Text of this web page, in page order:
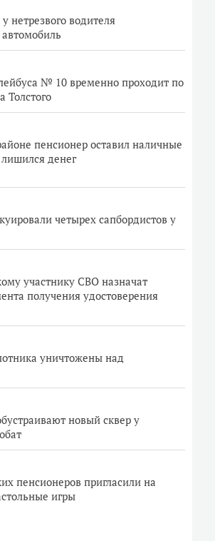
нетрезвого водителя
№ 10 временно проходит по
Толстого
пенсионер оставил наличные
денег
четырех сапбордистов у
участнику СВО назначат
получения удостоверения
уничтожены над
новый сквер у
пенсионеров пригласили на
игры